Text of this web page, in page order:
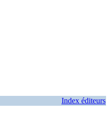
Index éditeurs